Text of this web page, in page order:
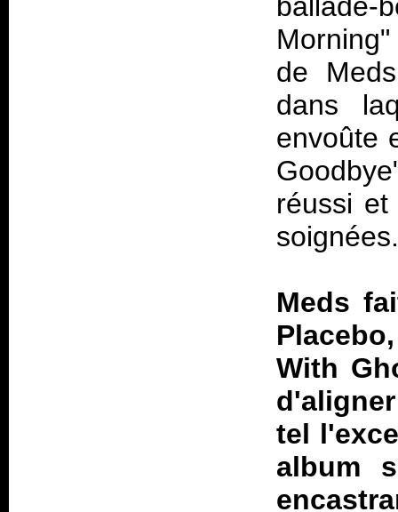
de Meds
dans
envoûte
réussi
Meds
With
tel
album